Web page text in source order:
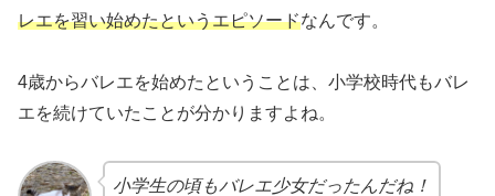
レエを習い始めたというエピソードなんです。
4歳からバレエを始めたということは、小学校時代もバレ
エを続けていたことが分かりますよね。
小学生の頃もバレエ少女だったんだね！